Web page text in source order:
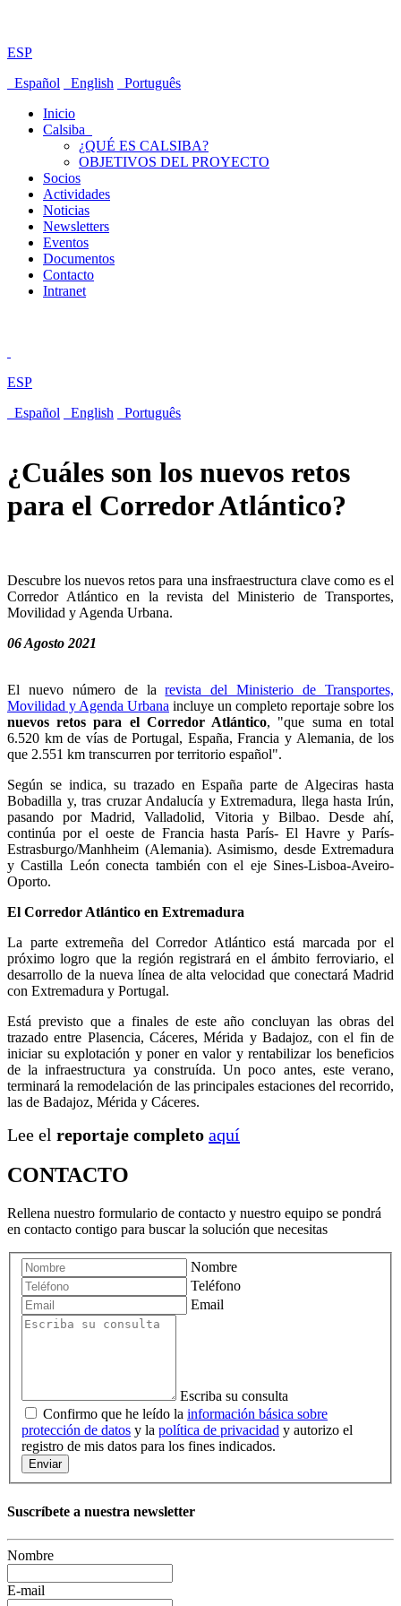
ESP
Español
English
Português
Inicio
Calsiba
¿QUÉ ES CALSIBA?
OBJETIVOS DEL PROYECTO
Socios
Actividades
Noticias
Newsletters
Eventos
Documentos
Contacto
Intranet
ESP
Español
English Português
¿Cuáles son los nuevos retos
para el Corredor Atlántico?
Descubre los nuevos retos para una insfraestructura clave como es el
Corredor Atlántico en la revista del Ministerio de Transportes,
Movilidad y Agenda Urbana.
06 Agosto 2021
El nuevo número de larevista del Ministerio de Transportes,
Movilidad y Agenda Urbana incluye un completo reportaje sobre los
nuevos retos para el Corredor Atlántico, "que suma en total
6.520 km de vías de Portugal, España, Francia y Alemania, de los
que 2.551 km transcurren por territorio español".
Según se indica, su trazado en España parte de Algeciras hasta
Bobadilla y, tras cruzar Andalucía y Extremadura, llega hasta Irún,
pasando por Madrid, Valladolid, Vitoria y Bilbao. Desde ahí,
continúa por el oeste de Francia hasta París- El Havre y París-
Estrasburgo/Manhheim (Alemania). Asimismo, desde Extremadura
y Castilla León conecta también con el eje Sines-Lisboa-Aveiro-
Oporto.
El Corredor Atlántico en Extremadura
La parte extremeña del Corredor Atlántico está marcada por el
próximo logro que la región registrará en el ámbito ferroviario, el
desarrollo de la nueva línea de alta velocidad que conectará Madrid
con Extremadura y Portugal.
Está previsto que a finales de este año concluyan las obras del
trazado entre Plasencia, Cáceres, Mérida y Badajoz, con el fin de
iniciar su explotación y poner en valor y rentabilizar los beneficios
de la infraestructura ya construída. Un poco antes, este verano,
terminará la remodelación de las principales estaciones del recorrido,
las de Badajoz, Mérida y Cáceres.
Lee el reportaje completo aquí
CONTACTO
Rellena nuestro formulario de contacto y nuestro equipo se pondrá
en contacto contigo para buscar la solución que necesitas
Nombre
Teléfono
Email
Escriba su consulta
Confirmo que he leído la información básica sobre
protección de datos y la política de privacidad y autorizo el
registro de mis datos para los fines indicados.
Enviar
Suscríbete a nuestra newsletter
Nombre
E-mail